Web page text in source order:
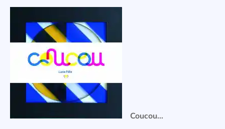
Coucou…